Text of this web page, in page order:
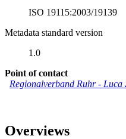
ISO 19115:2003/19139
Metadata standard version
1.0
Point of contact
Regionalverband Ruhr- Luca
Overviews